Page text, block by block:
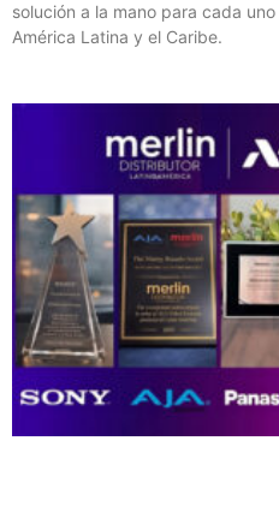
solución a la mano para cada
América Latina y el Caribe.